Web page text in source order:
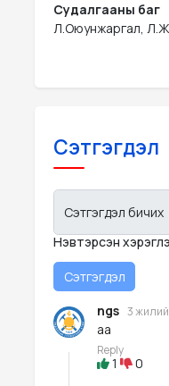
Судалгааны баг
Л.Оюунжаргал,
Сэтгэгдэл
Сэтгэгдэл бичих
Нэвтэрсэн
ngs 3
аа
Reply
1
0